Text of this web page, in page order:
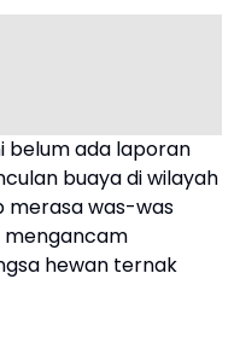
belum ada laporan
buaya di wilayah
merasa was-was
hewan ternak